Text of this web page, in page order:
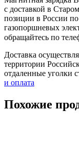
с доставкой в
позиции в России
газопоршневых
обращайтесь по
Доставка
территории
отдаленные уголки
и оплата
Похожие